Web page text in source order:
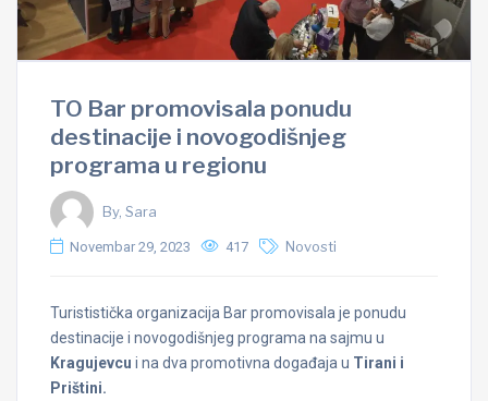
TO Bar promovisala ponudu
destinacije i novogodišnjeg
programa u regionu
By, Sara
Novembar 29, 2023 417 Novosti
Turististička organizacija Bar promovisala je ponudu
destinacije i novogodišnjeg programa na sajmu u
Kragujevcu i na dva promotivna događaja u Tirani i
Prištini.